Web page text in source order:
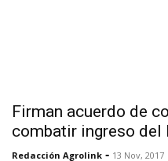
Firman acuerdo de
combatir ingreso del
Redacción Agrolink - 13 Nov, 2017